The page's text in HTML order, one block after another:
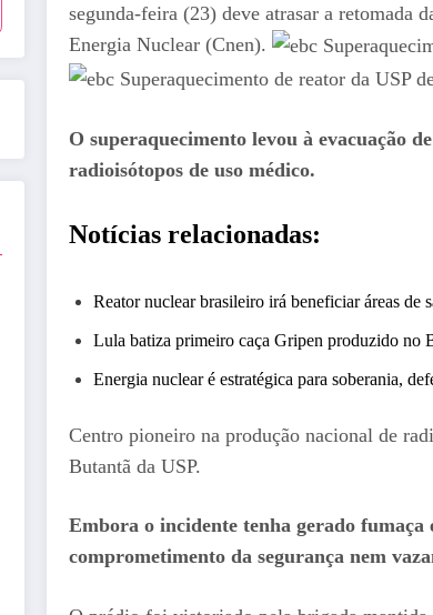
segunda-feira (23) deve atrasar a retomada
Energia Nuclear (Cnen).
O superaquecimento levou à evacuação
radioisótopos de uso médico.
Notícias relacionadas:
Reator nuclear brasileiro irá beneficiar áreas de
Lula batiza primeiro caça Gripen produzido no
Energia nuclear é estratégica para soberania,
Centro pioneiro na produção nacional de
Butantã da USP.
Embora o incidente tenha gerado
comprometimento da segurança nem